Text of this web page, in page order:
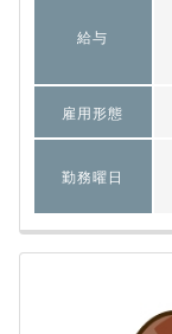
給与
雇用形態
勤務曜日